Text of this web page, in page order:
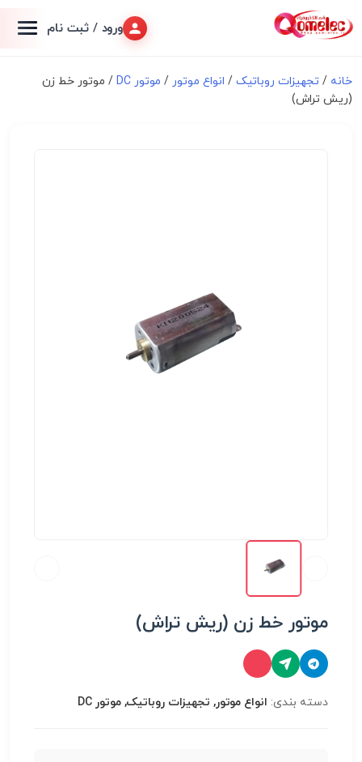
ورود / ثبت نام
خانه /تجهیزات روباتیک / انواع موتور / موتور DC
/ موتور خط زن
(ریش تراش)
موتور خط زن (ریش تراش)
دسته بندی: انواع موتور, تجهیزات روباتیک, موتور DC